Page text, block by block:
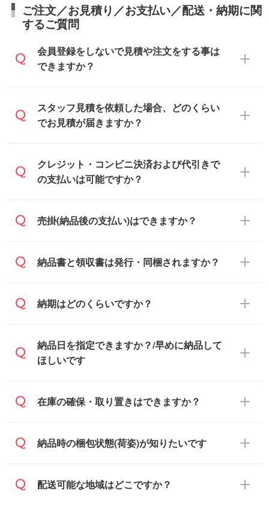
ご注文／お見積り／お支払い／配送・納期に関
するご質問
会員登録をしないで見積や注文をする事は
できますか？
可能です。見積・注文フォームにて『ゲス
トのまま進む』ボタンからお進みのうえ、
スタッフ見積を依頼した場合、どのくらい
でお見積が届きますか？
通常、翌営業日までにお送りしておりま
す。混雑状況によっては、お時間をいただ
翌営業日以降のご連絡となります。
クレジット・コンビニ決済および代引きで
の支払いは可能ですか？
銀行振込のみのご対応となります。
売掛(納品後の支払い)はできますか？
基本的には先入金をお願いしております
に対応可能です。
人様からご注文いただく場合でも、お支払
い元が学校や幼稚園・保育園であれば、同
す。
ご希望の際は担当スタッフまでお気軽にご
納品書と領収書は発行・同梱されますか？
納品書・領収書は ご依頼をいただいた場合
でお送りします。
原本の郵送をご希望の場合は、担当スタッ
備考欄』よりお知らせください。
納期はどのくらいですか？
・印刷する場合(500個程度)
ご入金、イメージ画像の校了から約2週間
・商品のみ注文する場合(サンプル購入を含
ます。
納期は商品や数量、印刷方法、ご納品場
所、在庫の有無によって異なります。正確
納品日を指定できますか？/早めに納品して
ほしいです
ご希望の納期がある場合は、お問い合わ
在庫状況や印刷スケジュールを確認のう
短5営業日で出荷可能な商品もご用意してお
在庫の確保・取り置きはできますか？
ご入金確認後に在庫を確保し、注文確定の
ださい。
納品時の梱包状態(荷姿)が知りたいです
商品によって異なります。各ページにある
配送可能な地域はどこですか？